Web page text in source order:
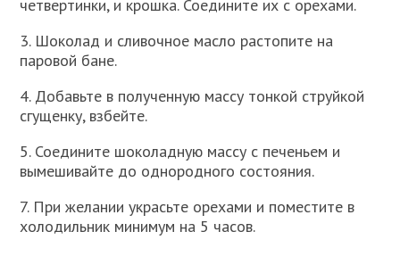
четвертинки, и крошка. Соедините их с орехами.
3. Шоколад и сливочное масло растопите на
паровой бане.
4. Добавьте в полученную массу тонкой струйкой
сгущенку, взбейте.
5. Соедините шоколадную массу с печеньем и
вымешивайте до однородного состояния.
7. При желании украсьте орехами и поместите в
холодильник минимум на 5 часов.